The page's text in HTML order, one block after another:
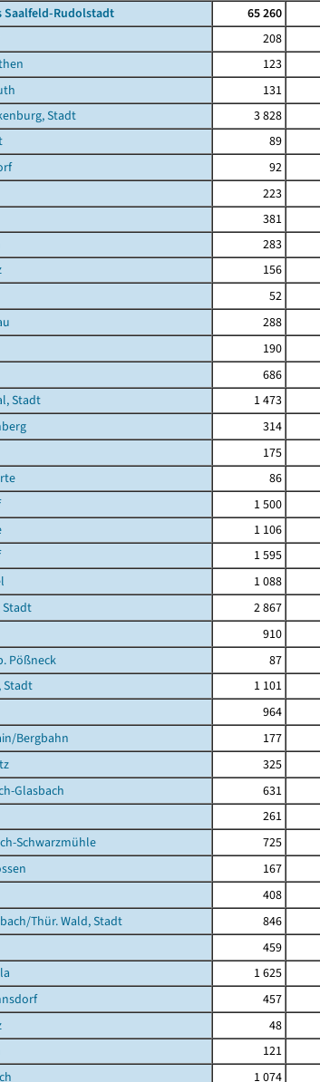
Saalfeld-Rudolstadt 65 260
208
123
131
Stadt
3 828
89
92
223
381
283
156
52
288
190
686
Stadt
1 473
314
175
86
1 500
1 106
1 595
1 088
Stadt
2 867
910
Pößneck
87
Stadt
1 101
964
Bergbahn
177
325
Glasbach
631
261
Schwarzmühle
725
167
408
Thür. Wald, Stadt
846
459
1 625
457
48
121
1 074